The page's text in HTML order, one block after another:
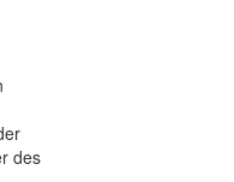
des